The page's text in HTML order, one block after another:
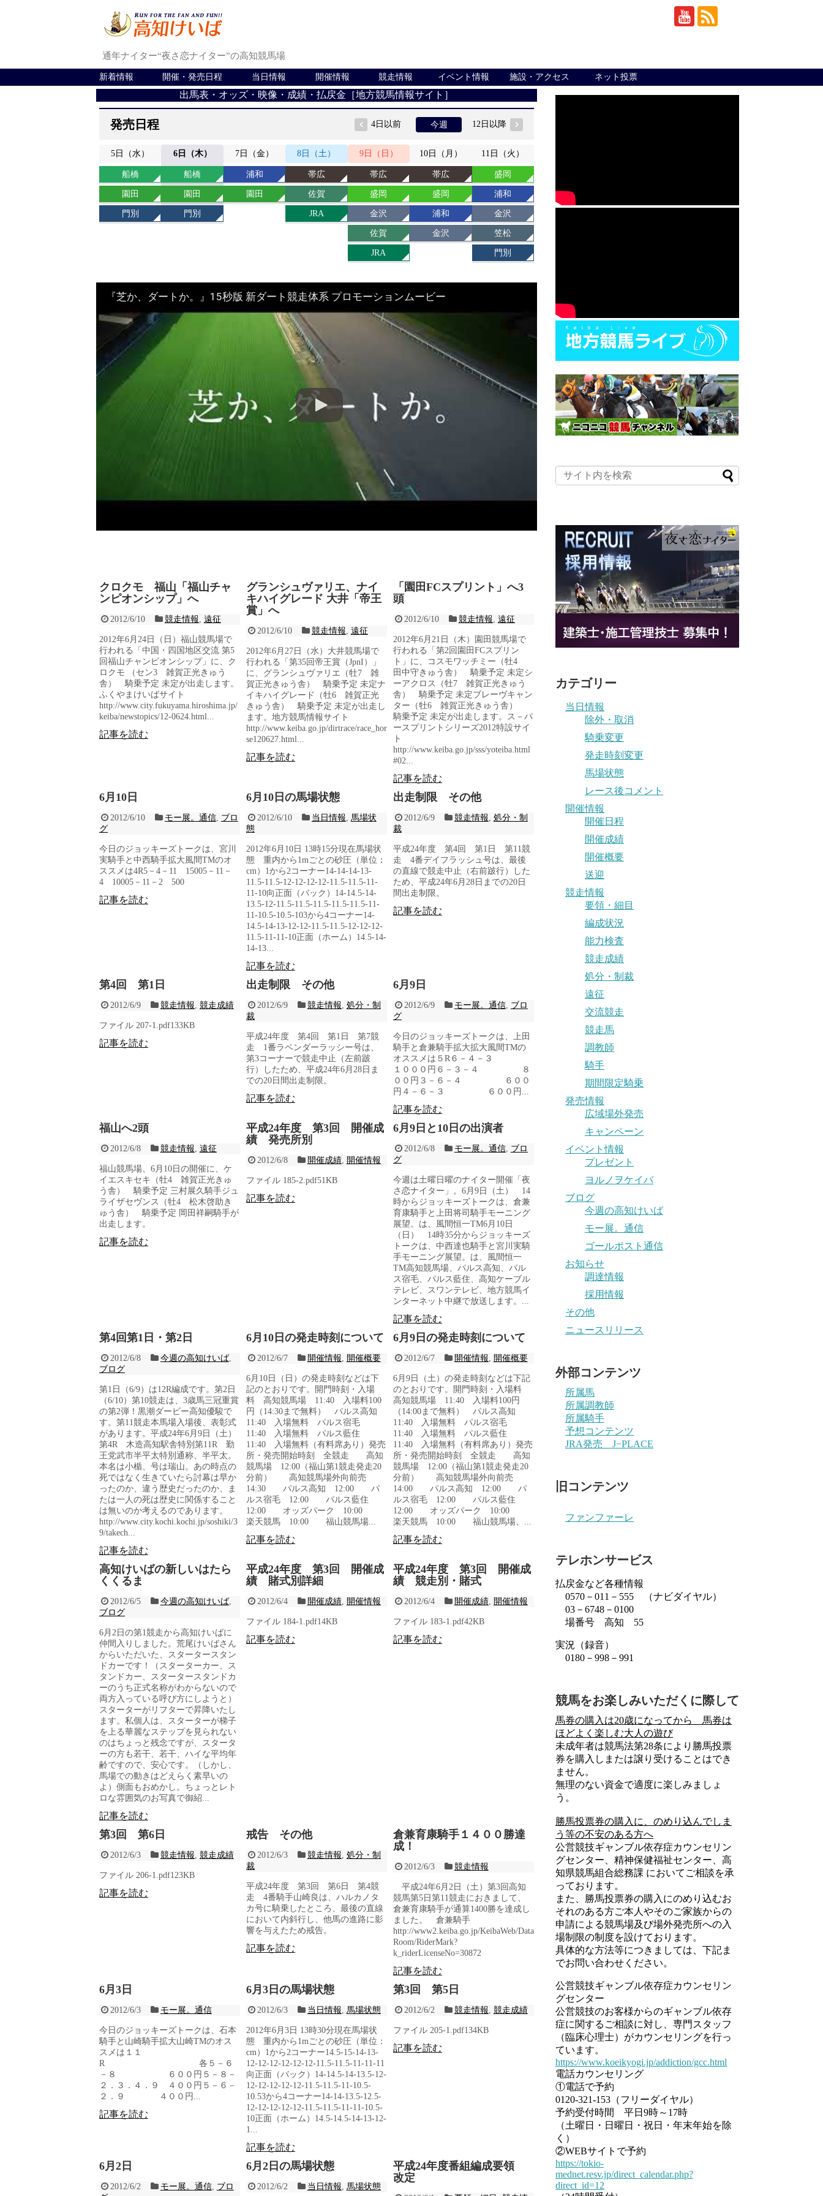
通年ナイター“夜さ恋ナイター”の高知競馬場
新着情報 開催・発売日程 当日情報 開催情報 競走情報 イベント情報 施設・アクセス ネット投票
出馬表・オッズ・映像・成績・払戻金［地方競馬情報サイト］
発売日程 4日以前 今週 12日以降
5 日 （水）
船橋
園田
門別
6日 （木）
船橋
園田
門別
7 日 （金）
浦和
園田
8 日 （土）
帯広
佐賀
JRA
9日 （日）
帯広
盛岡
金沢
佐賀
JRA
10日 （月）
帯広
盛岡
浦和
金沢
11 日 （火）
盛岡
浦和
金沢
笠松
門別
『芝か、ダートか。』15秒版 新ダート競走体系 プロモーションムービー
クロクモ 福山「福山チャ
ンピオンシップ」へ
2012/6/10 競走情報 遠征
2012年6月24日（日）福山競馬場で
行われる「中国・四国地区交流 第5
回福山チャンピオンシップ」に、ク
ロクモ （セン3 雑賀正光きゅう
舎） 騎乗予定 未定が出走します。
ふくやまけいばサイト
http://www.city.fukuyama.hiroshima.jp/
keiba/newstopics/12-0624.html...
記事を読む
グランシュヴァリエ、ナイ
キハイグレード 大井「帝王
賞」へ
2012/6/10 競走情報 遠征
2012年6月27日（水）大井競馬場で
行われる「第35回帝王賞（JpnI）」
に、グランシュヴァリエ（牡7 雑
賀正光きゅう舎） 騎乗予定 未定ナ
イキハイグレード（牡6 雑賀正光
きゅう舎） 騎乗予定 未定が出走し
ます。地方競馬情報サイト
http://www.keiba.go.jp/dirtrace/race_hor
se120627.html...
記事を読む
「園田FCスプリント」へ3
頭
2012/6/10 競走情報 遠征
2012年6月21日（木）園田競馬場で
行われる「第2回園田FCスプリン
ト」に、コスモワッチミー（牡4
田中守きゅう舎） 騎乗予定 未定シ
ーアクロス（牡7 雑賀正光きゅう
舎） 騎乗予定 未定ブレーヴキャン
ター（牡6 雑賀正光きゅう舎）
騎乗予定 未定が出走します。ス－パ
ースプリントシリーズ2012特設サイ
ト
http://www.keiba.go.jp/sss/yoteiba.html
#02...
記事を読む
6月10日
2012/6/10 モー展。通信, ブロ
グ
今日のジョッキーズトークは、宮川
実騎手と中西騎手拡大風間TMのオ
ススメは4R5－4－11 15005－11－
4 10005－11－2 500
記事を読む
6月10日の馬場状態
2012/6/10 当日情報
馬場状
態
2012年6月10日 13時15分現在馬場状
態 重内から1mごとの砂圧（単位：
cm）1から2コーナー14-14-14-13-
11.5-11.5-12-12-12-12-11.5-11.5-11-
11-10向正面（バック）14-14.5-14-
13.5-12-11.5-11.5-11.5-11.5-11.5-11-
11-10.5-10.5-103から4コーナー14-
14.5-14-13-12-12-11.5-11.5-12-12-12-
11.5-11-11-10正面（ホーム）14.5-14-
14-13...
記事を読む
出走制限 その他
2012/6/9 競走情報 処分・制
裁
平成24年度 第4回 第1日 第11競
走 4番デイフラッシュ号は、最後
の直線で競走中止（右前跛行）した
ため、平成24年6月28日までの20日
間出走制限。
記事を読む
第4回 第1日
2012/6/9 競走情報 競走成績
ファイル 207-1.pdf133KB
記事を読む
出走制限 その他
2012/6/9 競走情報 処分・制
裁
平成24年度 第4回 第1日 第7競
走 1番ラベンダーラッシー号は、
第3コーナーで競走中止（左前跛
行）したため、平成24年6月28日ま
での20日間出走制限。
記事を読む
6月9日
2012/6/9 モー展。通信, ブロ
グ
今日のジョッキーズトークは、上田
騎手と倉兼騎手拡大拡大風間TMの
オススメは５R６－４－３
１０００円６－３－４ ８
００円３－６－４ ６００
円４－６－３ ６００円...
記事を読む
福山へ2頭
2012/6/8 競走情報 遠征
福山競馬場、6月10日の開催に、ケ
イエスキセキ（牡4 雑賀正光きゅ
う舎） 騎乗予定 三村展久騎手ジュ
ライザセヴンス（牡4 松木啓助き
ゅう舎） 騎乗予定 岡田祥嗣騎手が
出走します。
記事を読む
平成24年度 第3回 開催成
績 発売所別
2012/6/8 開催成績, 開催情報
ファイル 185-2.pdf51KB
記事を読む
6月9日と10日の出演者
2012/6/8 モー展。通信, ブロ
グ
今週は土曜日曜のナイター開催「夜
さ恋ナイター」。6月9日（土） 14
時からジョッキーズトークは、倉兼
育康騎手と上田将司騎手モーニング
展望。は、風間恒一TM6月10日
（日） 14時35分からジョッキーズ
トークは、中西達也騎手と宮川実騎
手モーニング展望。は、風間恒一
TM高知競馬場、パルス高知、パル
ス宿毛、パルス藍住、高知ケーブル
テレビ、スワンテレビ、地方競馬イ
ンターネット中継で放送します。...
記事を読む
第4回第1日・第2日
2012/6/8 今週の高知けいば,
ブログ
第1日（6/9）は12R編成です。第2日
（6/10）第10競走は、3歳馬三冠重賞
の第2弾！黒潮ダービー高知優駿で
す。第11競走本馬場入場後、表彰式
があります。平成24年6月9日（土）
第4R 木造高知駅舎特別第11R 勤
王党武市半平太特別通称、半平太。
本名は小楯、号は瑞山。あの時点の
死ではなく生きていたら討幕は早か
ったのか、違う歴史だったのか、ま
たは一人の死は歴史に関係すること
は無いのか考えるのであります。
http://www.city.kochi.kochi.jp/soshiki/3
9/takech...
記事を読む
6月10日の発走時刻について
2012/6/7 開催情報 開催概要
6月10日（日）の発走時刻などは下
記のとおりです。開門時刻・入場
料 高知競馬場 11:40 入場料100
円（14:30まで無料） パルス高知
11:40 入場無料 パルス宿毛
11:40 入場無料 パルス藍住
11:40 入場無料（有料席あり）発売
所・発売開始時刻 全競走 高知
競馬場 12:00（福山第1競走発走20
分前） 高知競馬場外向前売
14:30 パルス高知 12:00 パ
ルス宿毛 12:00 パルス藍住
12:00 オッズパーク 10:00
楽天競馬 10:00 福山競馬場...
記事を読む
6月9日の発走時刻について
2012/6/7 開催情報 開催概要
6月9日（土）の発走時刻などは下記
のとおりです。開門時刻・入場料
高知競馬場 11:40 入場料100円
（14:00まで無料） パルス高知
11:40 入場無料 パルス宿毛
11:40 入場無料 パルス藍住
11:40 入場無料（有料席あり）発売
所・発売開始時刻 全競走 高知
競馬場 12:00（福山第1競走発走20
分前） 高知競馬場外向前売
14:00 パルス高知 12:00 パ
ルス宿毛 12:00 パルス藍住
12:00 オッズパーク 10:00
楽天競馬 10:00 福山競馬場、...
記事を読む
高知けいばの新しいはたら
くくるま
2012/6/5 今週の高知けいば,
ブログ
6月2日の第1競走から高知けいばに
仲間入りしました。荒尾けいばさん
からいただいた、スタータースタン
ドカーです！（スターターカー、ス
タンドカー、スタータースタンドカ
ーのうち正式名称がわからないので
両方入っている呼び方にしようと）
スターターがリフターで昇降いたし
ます。私個人は、スターターが梯子
を上る華麗なステップを見られない
のはちょっと残念ですが、スタータ
ーの方も若干、若干、ハイな平均年
齢ですので、安心です。（しかし、
馬場での動きはどえらく素早いの
よ）側面もおめかし。ちょっとレト
ロな雰囲気のお写真で御紹...
記事を読む
平成24年度 第3回 開催成
績 賭式別詳細
2012/6/4 開催成績, 開催情報
ファイル 184-1.pdf14KB
記事を読む
平成24年度 第3回 開催成
績 競走別・賭式
2012/6/4 開催成績, 開催情報
ファイル 183-1.pdf42KB
記事を読む
第3回 第6日
2012/6/3 競走情報 競走成績
ファイル 206-1.pdf123KB
記事を読む
戒告 その他
2012/6/3 競走情報 処分・制
裁
平成24年度 第3回 第6日 第4競
走 4番騎手山崎良は、ハルカノタ
カ号に騎乗したところ、最後の直線
において内斜行し、他馬の進路に影
響を与えたため戒告。
記事を読む
倉兼育康騎手１４００勝達
成！
2012/6/3 競走情報
平成24年6月2日（土）第3回高知
競馬第5日第11競走におきまして、
倉兼育康騎手が通算1400勝を達成し
ました。 倉兼騎手
http://www2.keiba.go.jp/KeibaWeb/Data
Room/RiderMark?
k_riderLicenseNo=30872
記事を読む
6月3日
2012/6/3 モー展。通信
今日のジョッキーズトークは、石本
騎手と山崎騎手拡大山崎TMのオス
スメは１１
R 各５－６
－８ ６００円５－８－
２．３．４．９ ４００円５－６－
２．９ ４００円...
記事を読む
6月3日の馬場状態
2012/6/3 当日情報 馬場状態
2012年6月3日 13時30分現在馬場状
態 重内から1mごとの砂圧（単位：
cm）1から2コーナー14.5-15-14-13-
12-12-12-12-12-12-11.5-11.5-11-11-11
向正面（バック）14-14.5-14-13.5-12-
12-12-12-12-12-11.5-11.5-11-10.5-
10.53から4コーナー14-14-13.5-12.5-
12-12-12-12-12-11.5-11.5-11-11-10.5-
10正面（ホーム）14.5-14.5-14-13-12-
1...
記事を読む
第3回 第5日
2012/6/2 競走情報 競走成績
ファイル 205-1.pdf134KB
記事を読む
6月2日
2012/6/2 モー展。通信, ブロ
6月2日の馬場状態
2012/6/2 当日情報 馬場状態
平成24年度番組編成要領
改定
カテゴリー
当日情報
除外・取消
騎乗変更
発走時刻変更
馬場状態
レース後コメント
開催情報
開催日程
開催成績
開催概要
送迎
競走情報
要領・細目
編成状況
能力検査
競走成績
処分・制裁
遠征
交流競走
競走馬
調教師
騎手
期間限定騎乗
発売情報
広域場外発売
キャンペーン
イベント情報
プレゼント
ヨルノヲケイバ
ブログ
今週の高知けいば
モー展。通信
ゴールポスト通信
お知らせ
調達情報
採用情報
その他
ニュースリリース
外部コンテンツ
所属馬
所属調教師
所属騎手
予想コンテンツ
JRA発売 J−PLACE
旧コンテンツ
ファンファーレ
テレホンサービス
払戻金など各種情報
0570－011－555 （ナビダイヤル）
03－6748－0100
場番号 高知 55
実況（録音）
0180－998－991
競馬をお楽しみいただくに際して
馬券の購入は20歳になってから 馬券は
ほどよく楽しむ大人の遊び
未成年者は競馬法第28条により勝馬投票
券を購入しまたは譲り受けることはでき
ません。
無理のない資金で適度に楽しみましょ
う。
勝馬投票券の購入に、のめり込んでしま
う等の不安のある方へ
公営競技ギャンブル依存症カウンセリン
グセンター、精神保健福祉センター、高
知県競馬組合総務課 においてご相談を承
っております。
また、勝馬投票券の購入にのめり込むお
それのある方ご本人やそのご家族からの
申請による競馬場及び場外発売所への入
場制限の制度を設けております。
具体的な方法等につきましては、下記ま
でお問い合わせください。
公営競技ギャンブル依存症カウンセリン
グセンター
公営競技のお客様からのギャンブル依存
症に関するご相談に対し、専門スタッフ
（臨床心理士）がカウンセリングを行っ
ています。
https://www.koeikyogi.jp/addiction/gcc.html
電話カウンセリング
①電話で予約
0120-321-153（フリーダイヤル）
予約受付時間 平日9時～17時
（土曜日・日曜日・祝日・年末年始を除
く）
②WEBサイトで予約
https://tokio-
mednet.resv.jp/direct_calendar.php?
direct_id=12